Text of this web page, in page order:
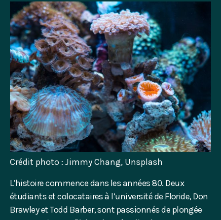
Crédit photo : Jimmy Chang, Unsplash
L’histoire commence dans les années 80. Deux
étudiants et colocataires à l’université de Floride, Don
Brawley et Todd Barber, sont passionnés de plongée